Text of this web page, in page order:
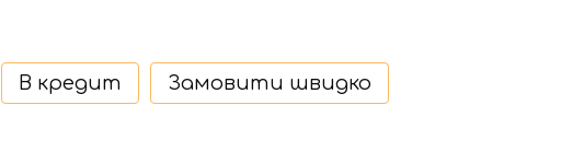
В кредит Замовити швидко